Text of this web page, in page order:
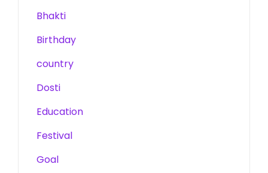
Bhakti
Birthday
country
Dosti
Education
Festival
Goal